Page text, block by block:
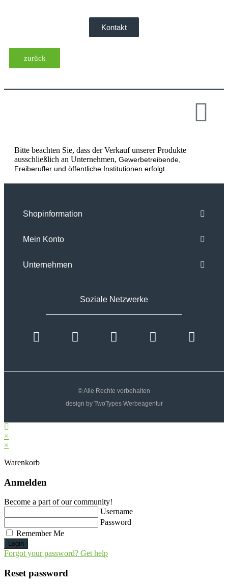
Kontakt
zurück
Bitte beachten Sie, dass der Verkauf unserer Produkte
ausschließlich an Unternehmen, Gewerbetreibende,
Freiberufler und öffentliche Institutionen erfolgt .
Shopinformation
Mein Konto
Unternehmen
Soziale Netzwerke
© Alle Rechte vorbehalten
design by TwoTypes Werbeagentur
×
×
Warenkorb
Anmelden
Become a part of our community!
Username
Password
Remember Me
Login
Forgot your password? Get help
Reset password